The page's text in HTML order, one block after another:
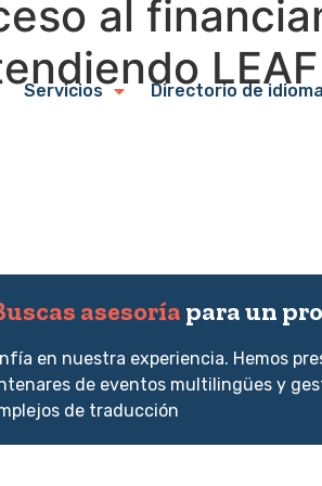
Servicios Directorio de
al
LEAF
asesoría para un
en nuestra experiencia. Hemos
de eventos multilingües y
de traducción